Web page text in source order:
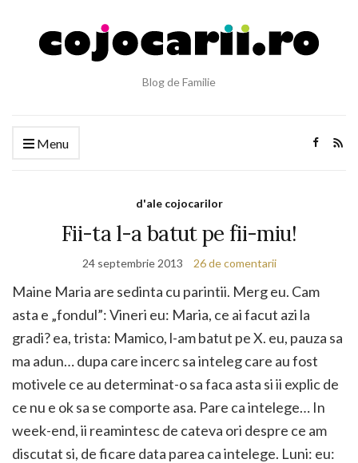
Blog de Familie
Menu
d'ale cojocarilor
Fii-ta l-a batut pe fii-miu!
24 septembrie 2013 26 de comentarii
Maine Maria are sedinta cu parintii. Merg eu. Cam
asta e „fondul”: Vineri eu: Maria, ce ai facut azi la
gradi? ea, trista: Mamico, l-am batut pe X. eu, pauza sa
ma adun… dupa care incerc sa inteleg care au fost
motivele ce au determinat-o sa faca asta si ii explic de
ce nu e ok sa se comporte asa. Pare ca intelege… In
week-end, ii reamintesc de cateva ori despre ce am
discutat si, de ficare data parea ca intelege. Luni: eu: